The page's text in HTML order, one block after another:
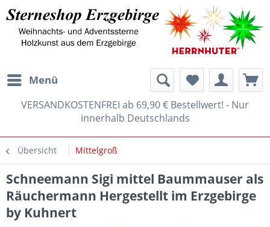
Menü
VERSANDKOSTENFREI ab 69,90 € Bestellwert! - Nur
innerhalb Deutschlands
Übersicht Mittelgroß
Schneemann Sigi mittel Baummauser als
Räuchermann Hergestellt im Erzgebirge
by Kuhnert